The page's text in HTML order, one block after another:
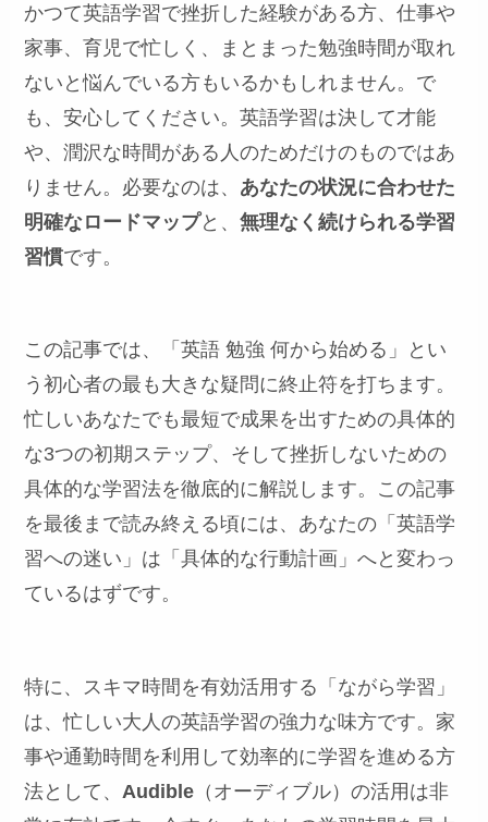
かつて英語学習で挫折した経験がある方、仕事や
家事、育児で忙しく、まとまった勉強時間が取れ
ないと悩んでいる方もいるかもしれません。で
も、安心してください。英語学習は決して才能
や、潤沢な時間がある人のためだけのものではあ
りません。必要なのは、 あなたの状況に合わせた
明確なロードマップと、無理なく続けられる学習
習慣です。
この記事では、「英語 勉強 何から始める」とい
う初心者の最も大きな疑問に終止符を打ちます。
忙しいあなたでも最短で成果を出すための具体的
な3つの初期ステップ、そして挫折しないための
具体的な学習法を徹底的に解説します。この記事
を最後まで読み終える頃には、あなたの「英語学
習への迷い」は「具体的な行動計画」へと変わっ
ているはずです。
特に、スキマ時間を有効活用する「ながら学習」
は、忙しい大人の英語学習の強力な味方です。家
事や通勤時間を利用して効率的に学習を進める方
法として、Audible （オーディブル）の活用は非